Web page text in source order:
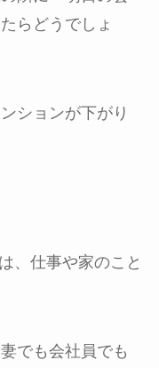
らどうでしょ
ションが下がり
、仕事や家のこと
でも会社員でも